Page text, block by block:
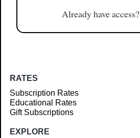
Already have access?
RATES
Subscription Rates
Educational Rates
Gift Subscriptions
EXPLORE